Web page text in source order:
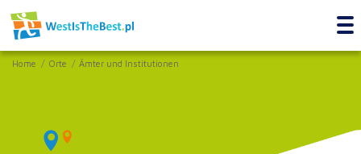
Home Orte Ämter und Institutionen